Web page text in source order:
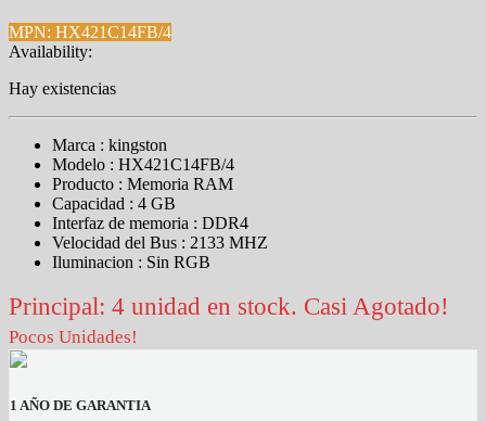
MPN: HX421C14FB/4
Availability:
Hay existencias
Marca : kingston
Modelo : HX421C14FB/4
Producto : Memoria RAM
Capacidad : 4 GB
Interfaz de memoria : DDR4
Velocidad del Bus : 2133 MHZ
Iluminacion : Sin RGB
Principal: 4 unidad en stock. Casi Agotado!
Pocos Unidades!
1 AÑO DE GARANTIA